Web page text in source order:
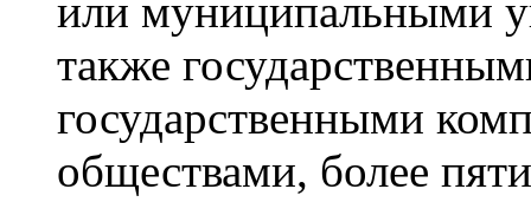
или муниципальными
также
государственными
обществами, более